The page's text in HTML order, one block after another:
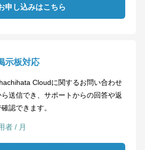
申し込みはこちら
示板対応
Cloudに関するお問い合わせ
送信でき、サポートからの回答や返
認できます。
者 / 月